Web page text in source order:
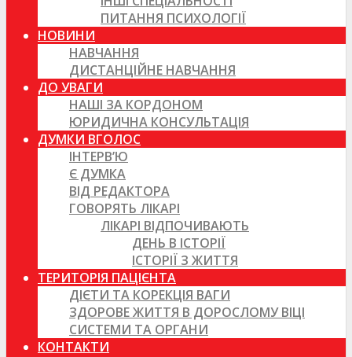
ПИТАННЯ ПСИХОЛОГІЇ
НОВИНИ
НАВЧАННЯ
ДИСТАНЦІЙНЕ НАВЧАННЯ
ДО УВАГИ
НАШІ ЗА КОРДОНОМ
ЮРИДИЧНА КОНСУЛЬТАЦІЯ
ДУМКИ ВГОЛОС
ІНТЕРВ’Ю
Є ДУМКА
ВІД РЕДАКТОРА
ГОВОРЯТЬ ЛІКАРІ
ЛІКАРІ ВІДПОЧИВАЮТЬ
ДЕНЬ В ІСТОРІЇ
ІСТОРІЇ З ЖИТТЯ
ТЕРИТОРІЯ ПАЦІЄНТА
ДІЄТИ ТА КОРЕКЦІЯ ВАГИ
ЗДОРОВЕ ЖИТТЯ В ДОРОСЛОМУ ВІЦІ
СИСТЕМИ ТА ОРГАНИ
КОНТАКТИ